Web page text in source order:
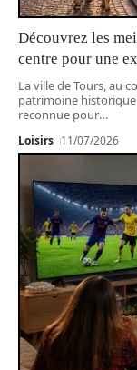
Découvrez les
centre pour une
La ville de Tours, au
patrimoine
reconnue pour…
Loisirs 11/07/2026